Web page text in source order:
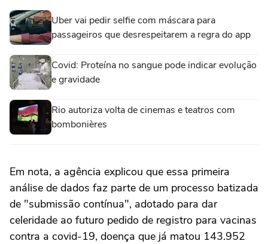
Uber vai pedir selfie com máscara para
passageiros que desrespeitarem a regra do app
Covid: Proteína no sangue pode indicar evolução
e gravidade
Rio autoriza volta de cinemas e teatros com
bombonières
Em nota, a agência explicou que essa primeira
análise de dados faz parte de um processo batizada
de "submissão contínua", adotado para dar
celeridade ao futuro pedido de registro para vacinas
contra a covid-19, doença que já matou 143.952